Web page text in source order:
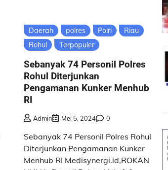
Daerah polres Polri
Riau
Rohul
Terpopuler
Sebanyak 74 Personil Polres
Rohul Diterjunkan
Pengamanan Kunker Menhub
RI
Admin Mei 5, 2024 0
Sebanyak 74 Personil Polres Rohul
Diterjunkan Pengamanan Kunker
Menhub RI Medisynergi.id,ROKAN